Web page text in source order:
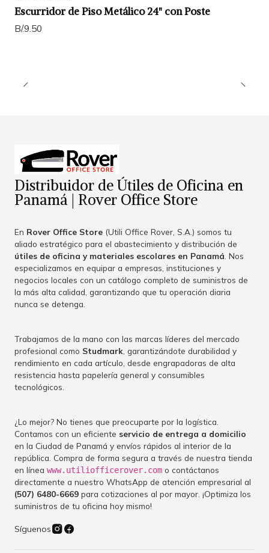
Escurridor de Piso Metálico 24" con Poste
B/.9.50
Distribuidor de Útiles de Oficina en
Panamá | Rover Office Store
En Rover Office Store (Utili Office Rover, S.A.) somos tu
aliado estratégico para el abastecimiento y distribución de
útiles de oficina y materiales escolares en Panamá . Nos
especializamos en equipar a empresas, instituciones y
negocios locales con un catálogo completo de suministros de
la más alta calidad, garantizando que tu operación diaria
nunca se detenga.
Trabajamos de la mano con las marcas líderes del mercado
profesional como Studmark , garantizándote durabilidad y
rendimiento en cada artículo, desde engrapadoras de alta
resistencia hasta papelería general y consumibles
tecnológicos.
¿Lo mejor? No tienes que preocuparte por la logística.
Contamos con un eficiente servicio de entrega a domicilio
en la Ciudad de Panamá y envíos rápidos al interior de la
república. Compra de forma segura a través de nuestra tienda
en línea www.utiliofficerover.com o contáctanos
directamente a nuestro WhatsApp de atención empresarial al
(507) 6480-6669 para cotizaciones al por mayor. ¡Optimiza los
suministros de tu oficina hoy mismo!
Síguenos